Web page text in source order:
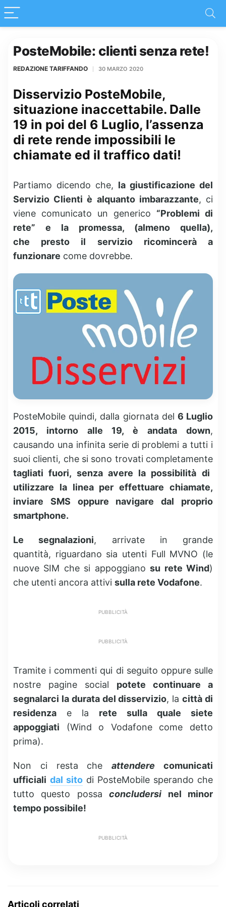
PosteMobile: clienti senza rete!
REDAZIONE TARIFFANDO 30 MARZO 2020
Disservizio PosteMobile,
situazione inaccettabile. Dalle
19 in poi del 6 Luglio, l’assenza
di rete rende impossibili le
chiamate ed il traffico dati!
Partiamo dicendo che, la giustificazione del
Servizio Clienti è alquanto imbarazzante, ci
viene comunicato un generico “Problemi di
rete” e la promessa, (almeno quella),
che presto il servizio ricomincerà a
funzionare come dovrebbe.
PosteMobile quindi, dalla giornata del 6 Luglio
2015, intorno alle 19, è andata down,
causando una infinita serie di problemi a tutti i
suoi clienti, che si sono trovati completamente
tagliati fuori, senza avere la possibilità di
utilizzare la linea per effettuare chiamate,
inviare SMS oppure navigare dal proprio
smartphone.
Le segnalazioni, arrivate in grande
quantità, riguardano sia utenti Full MVNO (le
nuove SIM che si appoggianosu rete Wind)
che utenti ancora attivi sulla rete Vodafone.
PUBBLICITÀ
PUBBLICITÀ
Tramite i commenti qui di seguito oppure sulle
nostre pagine social potete continuare a
segnalarci la durata del disservizio, lacittà di
residenza e la rete sulla quale siete
appoggiati (Wind o Vodafone come detto
prima).
Non ci resta cheattendere comunicati
ufficiali dal sito di PosteMobile sperando che
tutto questo possaconcludersi nel minor
tempo possibile!
PUBBLICITÀ
Articoli correlati